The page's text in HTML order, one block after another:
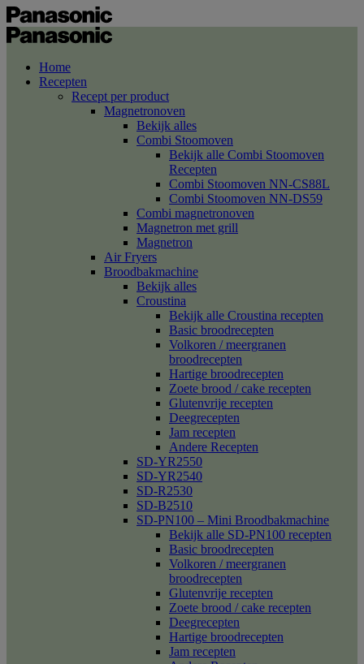
Home
Recepten
Recept per product
Magnetronoven
Bekijk alles
Combi Stoomoven
Bekijk alle Combi Stoomoven
Recepten
Combi Stoomoven NN-CS88L
Combi Stoomoven NN-DS59
Combi magnetronoven
Magnetron met grill
Magnetron
Air Fryers
Broodbakmachine
Bekijk alles
Croustina
Bekijk alle Croustina recepten
Basic broodrecepten
Volkoren / meergranen
broodrecepten
Hartige broodrecepten
Zoete brood / cake recepten
Glutenvrije recepten
Deegrecepten
Jam recepten
Andere Recepten
SD-YR2550
SD-YR2540
SD-R2530
SD-B2510
SD-PN100 – Mini Broodbakmachine
Bekijk alle SD-PN100 recepten
Basic broodrecepten
Volkoren / meergranen
broodrecepten
Glutenvrije recepten
Zoete brood / cake recepten
Deegrecepten
Hartige broodrecepten
Jam recepten